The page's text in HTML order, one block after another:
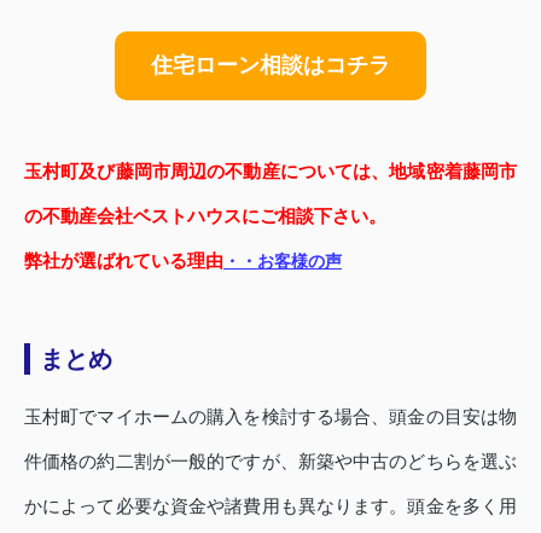
住宅ローン相談はコチラ
玉村町及び藤岡市周辺の不動産については、地域密着藤岡市
の不動産会社ベストハウスにご相談下さい。
弊社が選ばれている理由 ・・お客様の声
まとめ
玉村町でマイホームの購入を検討する場合、頭金の目安は物
件価格の約二割が一般的ですが、新築や中古のどちらを選ぶ
かによって必要な資金や諸費用も異なります。頭金を多く用